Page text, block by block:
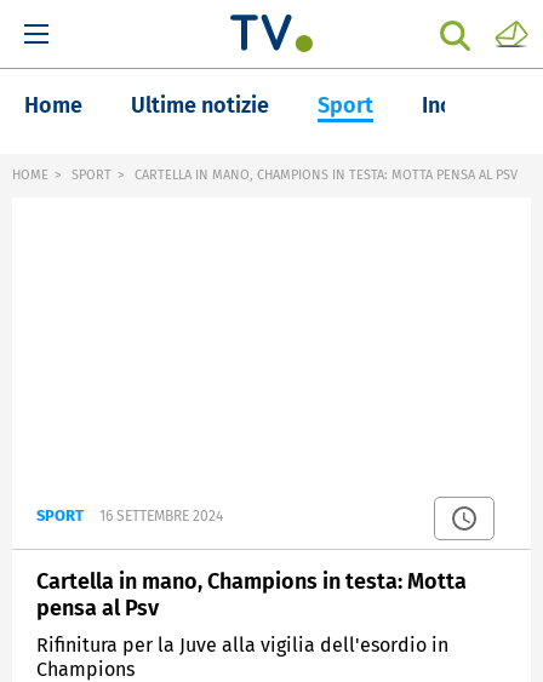
Home Ultime notizie Sport Inchieste
HOME SPORT CARTELLA IN MANO, CHAMPIONS IN TESTA: MOTTA PENSA AL PSV
SPORT 16 SETTEMBRE 2024
Cartella in mano, Champions in testa: Motta
pensa al Psv
Rifinitura per la Juve alla vigilia dell'esordio in
Champions